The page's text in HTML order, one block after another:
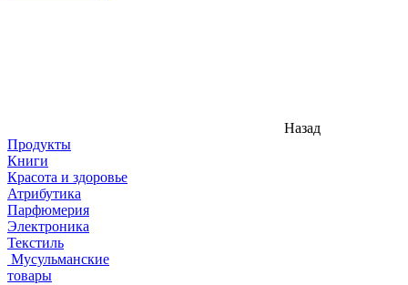
Назад
Продукты
Книги
Красота и здоровье
Атрибутика
Парфюмерия
Электроника
Текстиль
Мусульманские
товары